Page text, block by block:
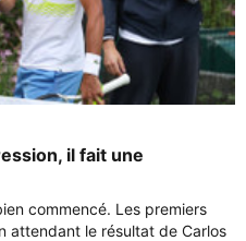
il fait une
commencé. Les premiers
attendant le résultat de Carlos